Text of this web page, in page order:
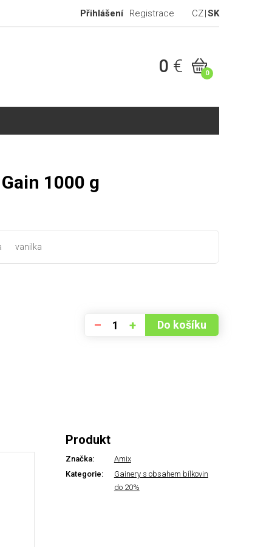
Přihlášení Registrace CZ SK
0 € 0
1000 g
vanilka
– + Do košíku
Produkt
Značka:
Amix
Kategorie:
Gainery s obsahem bílkovin
do 20%